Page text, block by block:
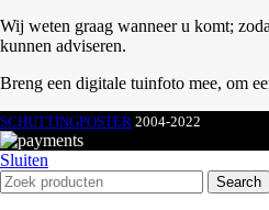
Wij weten graag wanneer u komt;
kunnen adviseren.
Breng een digitale tuinfoto mee, om
SCHUTTINGPOSTER 2004-2022
Sluiten
Search